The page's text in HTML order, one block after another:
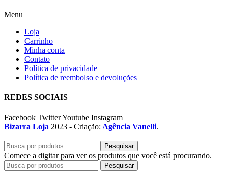
Menu
Loja
Carrinho
Minha conta
Contato
Política de privacidade
Política de reembolso e devoluções
REDES SOCIAIS
Facebook TwitterYoutube Instagram
Bizarra Loja 2023 - Criação: Agência Vanelli.
Pesquisar
Comece a digitar para ver os produtos que você está procurando.
Pesquisar